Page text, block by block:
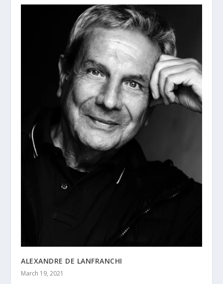
ALEXANDRE DE LANFRANCHI
March 19, 2021